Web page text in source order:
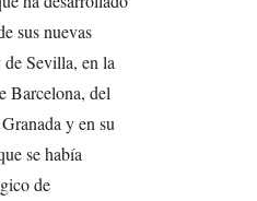
sus nuevas
Sevilla, en la
Barcelona, del
y en su
se había
de